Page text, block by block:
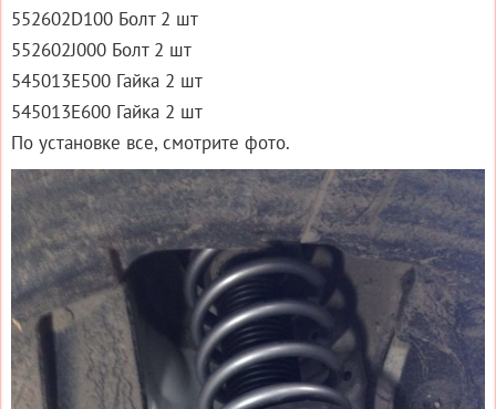
552602D100 Болт 2 шт
552602J000 Болт 2 шт
545013E500 Гайка 2 шт
545013E600 Гайка 2 шт
По установке все, смотрите фото.